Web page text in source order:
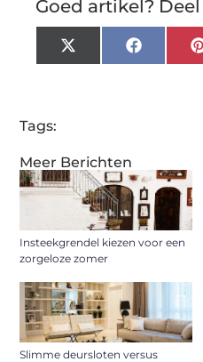
Meer Berichten
Insteekgrendel kiezen voor een
zorgeloze zomer
Slimme deursloten versus
Goed artikel?
X
(Twitter)
Tags: